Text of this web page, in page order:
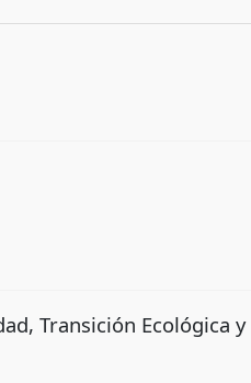
Transición Ecológica